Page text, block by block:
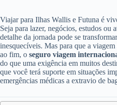
Viajar para Ilhas Wallis e Futuna é
Seja para lazer, negócios, estudos ou
detalhe da jornada pode se
inesquecíveis. Mas para que a
ao fim, o seguro viagem
do que uma exigência em muitos
que você terá suporte em situações
emergências médicas a extravio de